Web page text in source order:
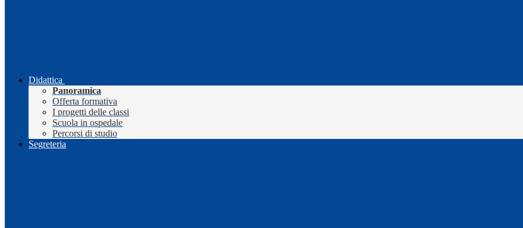
Didattica
Panoramica
Offerta formativa
I progetti delle classi
Scuola in ospedale
Percorsi di studio
Segreteria